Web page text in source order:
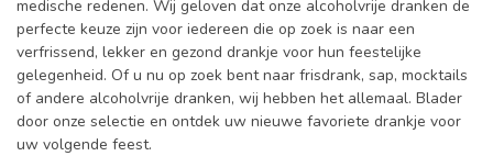
medische redenen. Wij geloven dat onze alcoholvrije dranken de
perfecte keuze zijn voor iedereen die op zoek is naar een
verfrissend, lekker en gezond drankje voor hun feestelijke
gelegenheid. Of u nu op zoek bent naar frisdrank, sap, mocktails
of andere alcoholvrije dranken, wij hebben het allemaal. Blader
door onze selectie en ontdek uw nieuwe favoriete drankje voor
uw volgende feest.